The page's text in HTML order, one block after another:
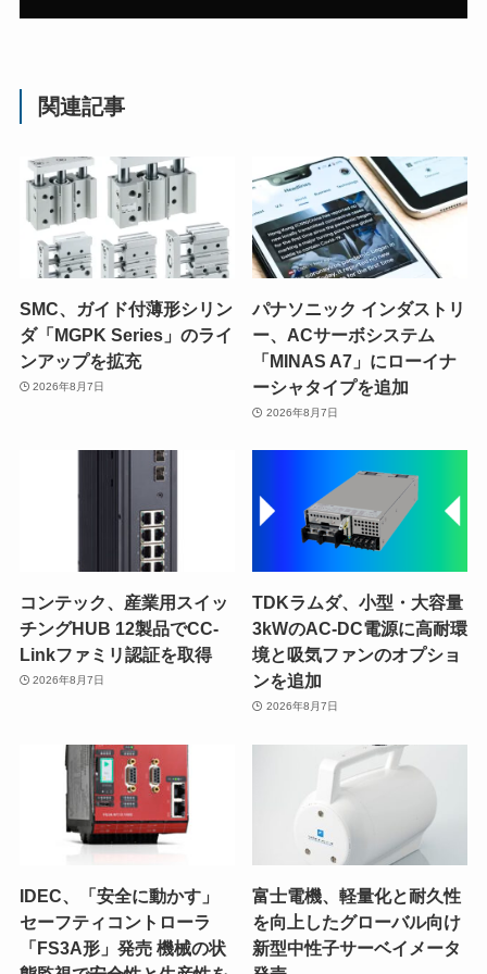
関連記事
SMC、ガイド付薄形シリン
ダ「MGPK Series」のライ
ンアップを拡充
2026年8月7日
パナソニック インダストリ
ー、ACサーボシステム
「MINAS A7」にローイナ
ーシャタイプを追加
2026年8月7日
コンテック、産業用スイッ
チングHUB 12製品でCC-
Linkファミリ認証を取得
2026年8月7日
TDKラムダ、小型・大容量
3kWのAC-DC電源に高耐環
境と吸気ファンのオプショ
ンを追加
2026年8月7日
IDEC、「安全に動かす」
セーフティコントローラ
「FS3A形」発売 機械の状
富士電機、軽量化と耐久性
を向上したグローバル向け
新型中性子サーベイメータ